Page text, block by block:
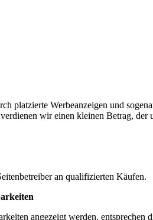
platzierte Werbeanzeigen und
wir einen kleinen Betrag, der
an qualifizierten Käufen.
angezeigt werden,